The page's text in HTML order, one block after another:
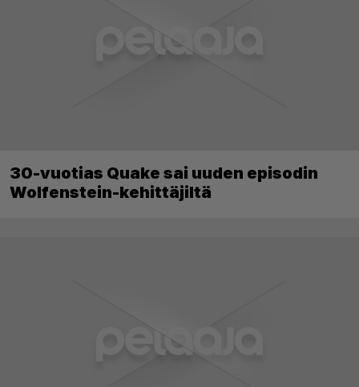
30-vuotias Quake sai uuden episodin
Wolfenstein-kehittäjiltä